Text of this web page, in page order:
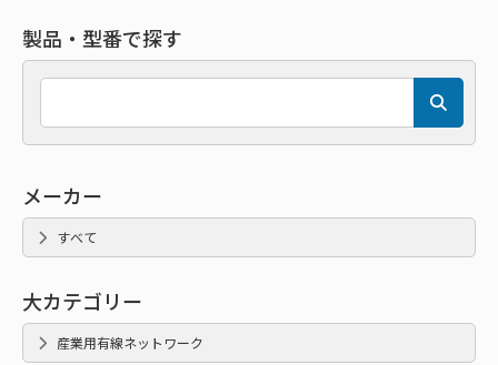
製品・型番で探す
メーカー
すべて
大カテゴリー
産業用有線ネットワーク